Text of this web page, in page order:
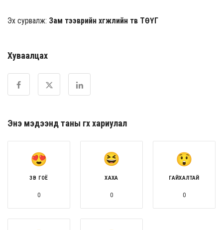
Эх сурвалж: Зам тээврийн хөгжлийн төв ТӨҮГ
Хуваалцах
Энэ мэдээнд таны өгөх хариулал
ЗӨВ ГОЁ
0
ХАХА
0
ГАЙХАЛТАЙ
0